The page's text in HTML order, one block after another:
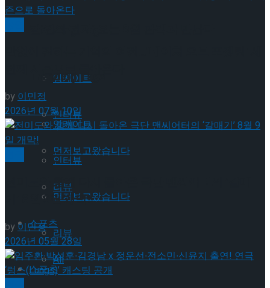
앙케이트
인터뷰
먼저보고왔습니다
리뷰
스포츠
All
Trending Tags
앙케이트
인터뷰
먼저보고왔습니다
리뷰
스포츠
by이민정
2026년 07월 10일
전미도와 함께 다시 돌아온 극단 맨씨어터의 ‘갈매
기’ 8월 9일 개막!
by 이민정
2026년 05월 28일